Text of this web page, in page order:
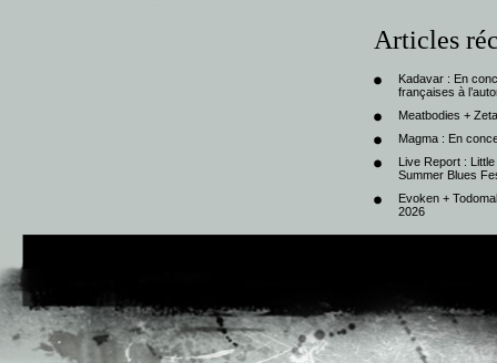
Articles
Kadavar : En
françaises à
Meatbodies +
Magma : En
Live Report :
Summer Blues
Evoken +
2026